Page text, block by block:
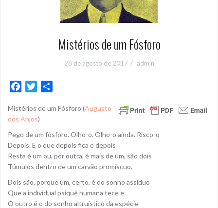
Mistérios de um Fósforo
28 de agosto de 2017 admin
c
e
b
o
o
k
i
t
t
e
r
a
e
Mistérios de um Fósforo (Augusto
dos Anjos)
Pego de um fósforo. Olho-o. Olho-o ainda. Risco-o
Depois. E o que depois fica e depois
Resta é um ou, por outra, é mais de um, são dois
Túmulos dentro de um carvão promíscuo.
Dois são, porque um, certo, é do sonho assíduo
Que a individual psiquê humana tece e
O outro é o do sonho altruístico da espécie